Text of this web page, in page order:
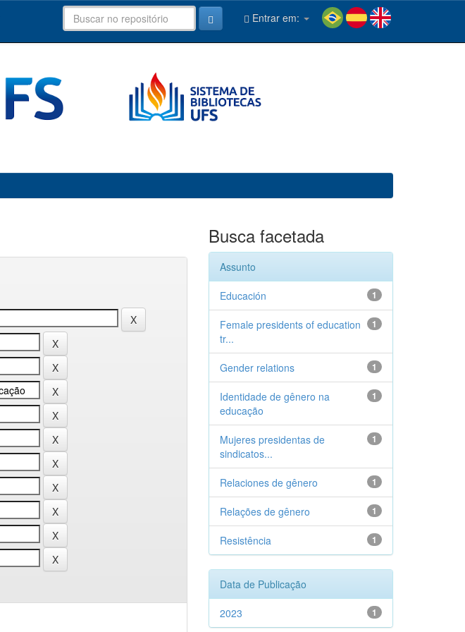
Entrar em:
Busca facetada
Assunto
1
Educación
1
Female presidents of education
tr...
1
Gender relations
1
Identidade de gênero na
educação
1
Mujeres presidentas de
sindicatos...
1
Relaciones de gênero
1
Relações de gênero
1
Resistência
Data de Publicação
1
2023